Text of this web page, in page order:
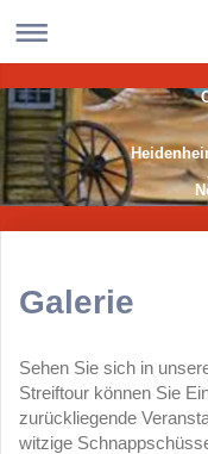
Galerie
Sehen Sie sich in
Streiftour können Sie
zurückliegende
witzige